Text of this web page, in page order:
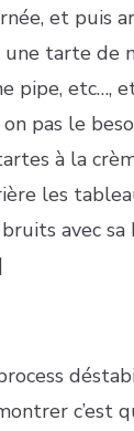
et puis
une tarte de
pipe, etc…,
on pas le
à la
les
avec sa
c’est